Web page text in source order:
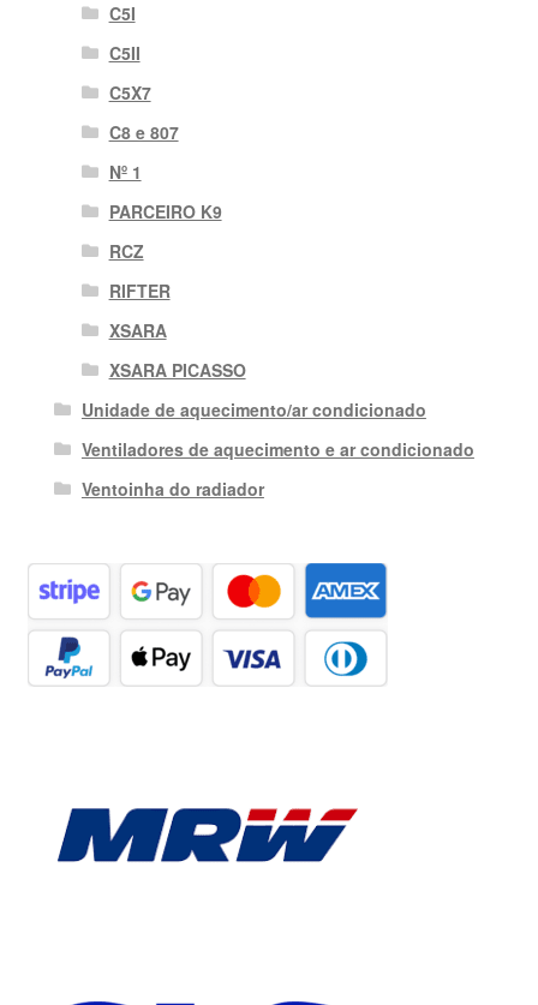
C5I
C5II
C5X7
C8 e 807
Nº 1
PARCEIRO K9
RCZ
RIFTER
XSARA
XSARA PICASSO
Unidade de aquecimento/ar condicionado
Ventiladores de aquecimento e ar condicionado
Ventoinha do radiador